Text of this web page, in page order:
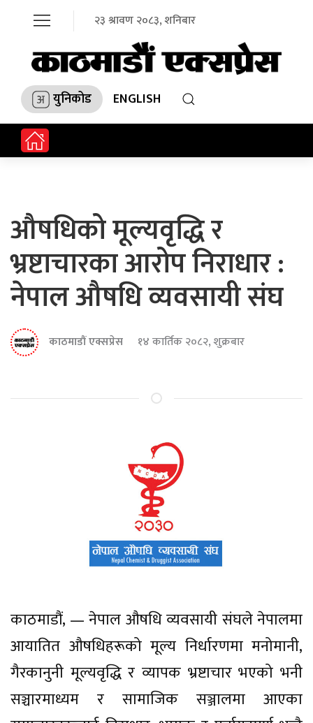
२३ श्रावण २०८३, शनिबार
युनिकोड ENGLISH
औषधिको मूल्यवृद्धि र
भ्रष्टाचारका आरोप निराधार :
नेपाल औषधि व्यवसायी संघ
काठमाडौं एक्सप्रेस १४ कार्तिक २०८२, शुक्रबार
काठमाडौं, — नेपाल औषधि व्यवसायी संघले नेपालमा
आयातित औषधिहरूको मूल्य निर्धारणमा मनोमानी,
गैरकानुनी मूल्यवृद्धि र व्यापक भ्रष्टाचार भएको भनी
सञ्चारमाध्यम र सामाजिक सञ्जालमा आएका